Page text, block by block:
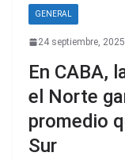
GENERAL
24 septiembre, 2025
En CABA,
el Norte
promedio
Sur